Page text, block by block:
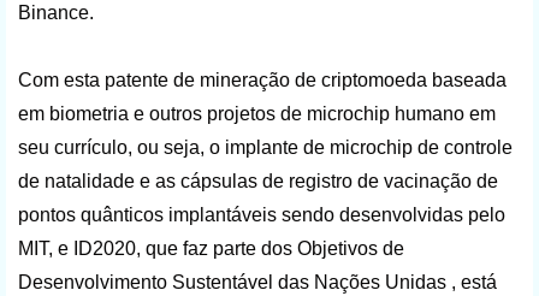
Binance.
Com esta patente de mineração de criptomoeda baseada
em biometria e outros projetos de microchip humano em
seu currículo, ou seja, o implante de microchip de controle
de natalidade e as cápsulas de registro de vacinação de
pontos quânticos implantáveis ​​sendo desenvolvidas pelo
MIT, e ID2020, que faz parte dos Objetivos de
Desenvolvimento Sustentável das Nações Unidas , está